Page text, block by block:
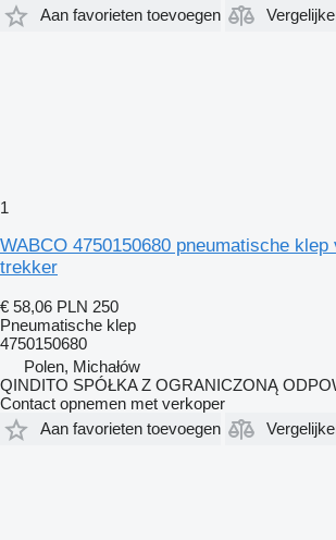
Aan favorieten toevoegen
1
WABCO 4750150680 pneumatische klep
trekker
€ 58,06 PLN 250
Pneumatische klep
4750150680
Polen, Michałów
QINDITO SPÓŁKA Z OGRANICZONĄ
Contact opnemen met verkoper
Aan favorieten toevoegen